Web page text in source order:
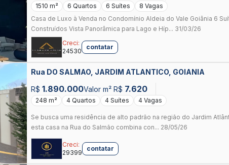
1510 m² 6 Quartos 6 Suítes
8 Vagas
Casa de Luxo à Venda no Condomínio Aldeia do Vale Goiânia 6
Construídos Vista Panorâmica para Lago e Híp... 31/03/26
Creci:
24530
contatar
Rua DO SALMAO, JARDIM ATLANTICO, GOIANIA
R$ 1.890.000Valor m² R$ 7.620
248 m² 4 Quartos 4 Suítes 4 Vagas
Se busca uma residência de alto padrão na região do Jardim
esta casa na Rua do Salmão combina con... 28/05/26
Creci:
29399
contatar